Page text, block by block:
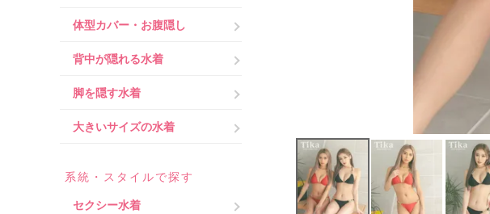
体型カバー・お腹隠し
背中が隠れる水着
脚を隠す水着
大きいサイズの水着
系統・スタイルで探す
セクシー水着